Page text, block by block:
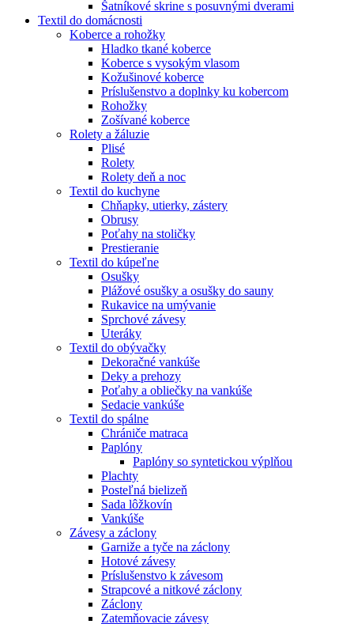
Šatníkové skrine s posuvnými dverami
Textil do domácnosti
Koberce a rohožky
Hladko tkané koberce
Koberce s vysokým vlasom
Kožušinové koberce
Príslušenstvo a doplnky ku kobercom
Rohožky
Zošívané koberce
Rolety a žáluzie
Plisé
Rolety
Rolety deň a noc
Textil do kuchyne
Chňapky, utierky, zástery
Obrusy
Poťahy na stoličky
Prestieranie
Textil do kúpeľne
Osušky
Plážové osušky a osušky do sauny
Rukavice na umývanie
Sprchové závesy
Uteráky
Textil do obývačky
Dekoračné vankúše
Deky a prehozy
Poťahy a obliečky na vankúše
Sedacie vankúše
Textil do spálne
Chrániče matraca
Paplóny
Paplóny so syntetickou výplňou
Plachty
Posteľná bielizeň
Sada lôžkovín
Vankúše
Závesy a záclony
Garniže a tyče na záclony
Hotové závesy
Príslušenstvo k závesom
Strapcové a nitkové záclony
Záclony
Zatemňovacie závesy